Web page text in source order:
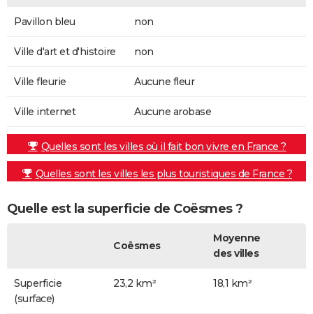
Pavillon bleu non
Ville d'art et d'histoire non
Ville fleurie Aucune fleur
Ville internet Aucune arobase
Quelles sont les villes où il fait bon vivre en France ?
Quelles sont les villes les plus touristiques de France ?
Quelle est la superficie de Coësmes ?
Coësmes
Moyenne
des villes
Superficie
(surface)
23,2 km² 18,1 km²